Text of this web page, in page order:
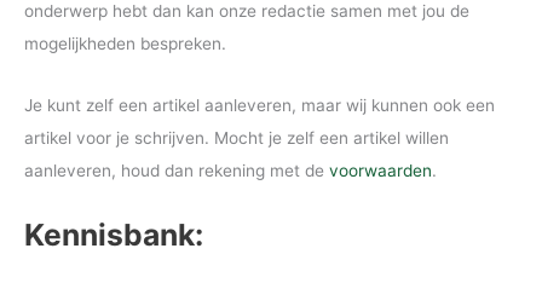
onderwerp hebt dan kan onze redactie samen met jou de
mogelijkheden bespreken.
Je kunt zelf een artikel aanleveren, maar wij kunnen ook een
artikel voor je schrijven. Mocht je zelf een artikel willen
aanleveren, houd dan rekening met de voorwaarden.
Kennisbank: